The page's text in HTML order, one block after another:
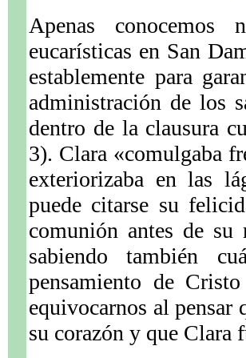
Apenas conocemos
eucarísticas en San
establemente para
administración de los
dentro de la clausura
3). Clara «comulgaba
exteriorizaba en las
puede citarse su
comunión antes de
sabiendo también
pensamiento de
equivocarnos al pensar
su corazón y que Clara